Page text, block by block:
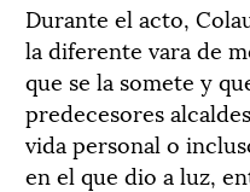
Durante el acto,
la diferente vara de
que se la somete y
predecesores
vida personal o
en el que dio a luz,